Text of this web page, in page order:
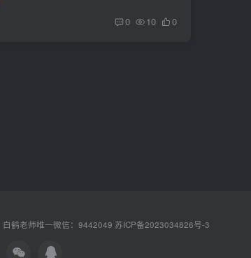
0 10 0
白鹤老师唯一微信：9442049 苏ICP备2023034826号-3